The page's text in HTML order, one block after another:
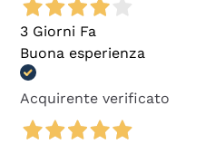
3 Giorni Fa
Buona esperienza
Acquirente verificato